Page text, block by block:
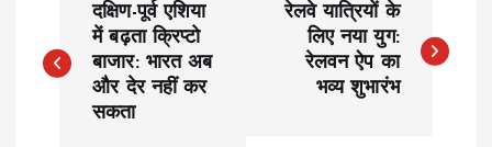
o
दक्षिण-पूर्व एशिया
में बढ़ता क्रिप्टो
बाजार: भारत अब
और देर नहीं कर
सकता
रेलवे यात्रियों के
लिए नया युग:
रेलवन ऐप का
भव्य शुभारंभ